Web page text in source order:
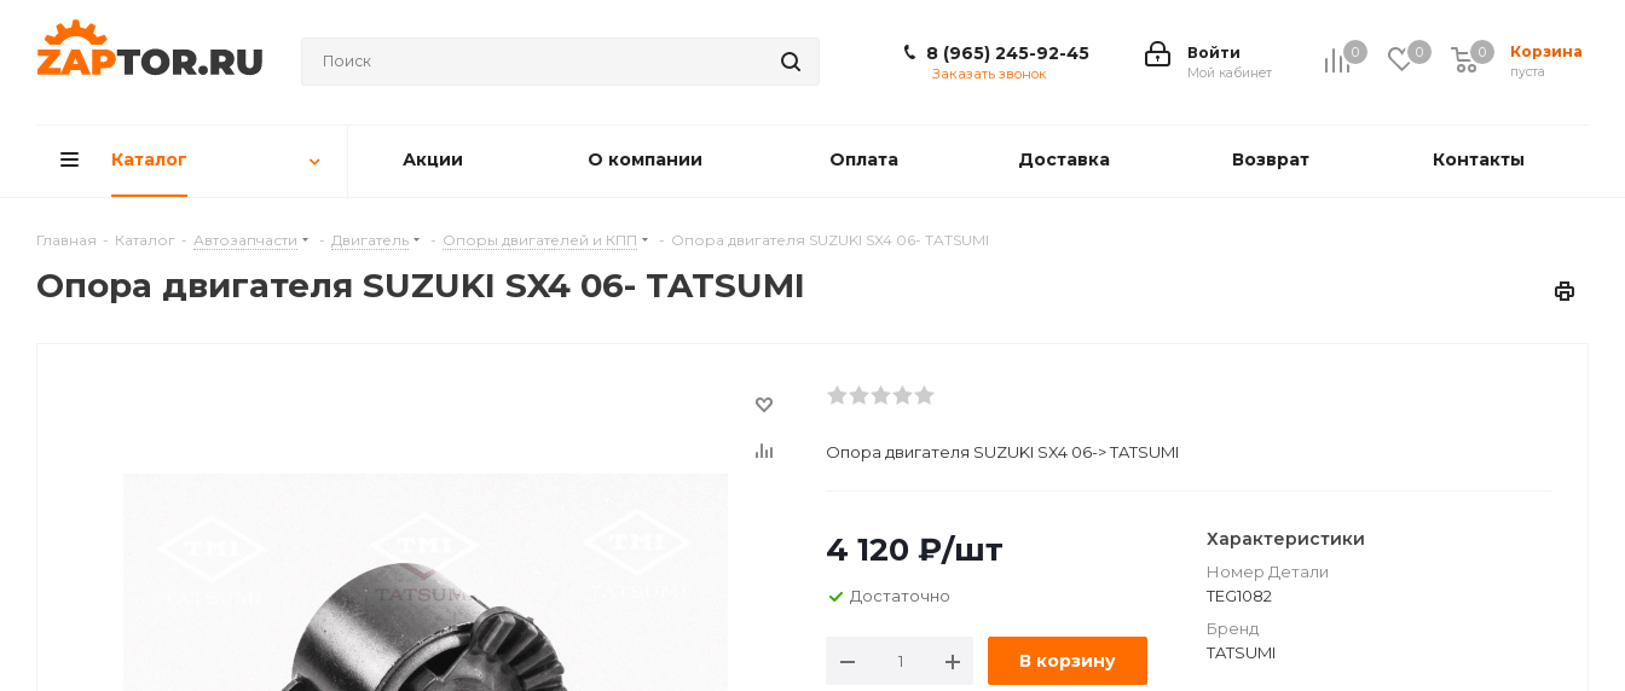
0 0 Корзина
0
пуста
0
Войти
Мой кабинет
8 (965) 245-92-45
Заказать звонок
Каталог Акции О компании Оплата Доставка Возврат Контакты
Главная - Каталог - Автозапчасти - Двигатель - Опоры двигателей и КПП - Опора двигателя SUZUKI SX4 06- TATSUMI
Опора двигателя SUZUKI SX4 06- TATSUMI
Опора двигателя SUZUKI SX4 06-> TATSUMI
4 120 ₽/шт
Достаточно
В корзину
Характеристики
Номер Детали
TEG1082
Бренд
TATSUMI